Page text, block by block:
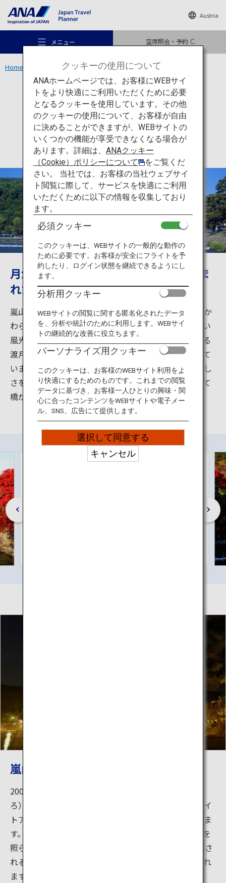
Austria
メニュー 空席照会・予約
おすすめの旅
旅のアイデア
行き先
旅のお役立ち情報
ANA サービス
Home 関西エリア 嵐山 渡月橋
文化 京都
嵐山 渡月橋
月が橋の上を渡るようだ、と詩にも詠ま
れた京都屈指の景勝地、渡月橋
嵐山は京都の中心部からそれほど離れていないにもかか
わらず、豊かな自然が広がり、京都観光にははずせない
風光明媚なエリア。その嵐山のシンボルが桂川にかかる
渡月橋です。古の時代から都の貴族たちが遊びに訪れて
いました。桜や紅葉はもちろん一年を通して四季の美し
さを感じることのできる場所です。夕方から夜にかけて
橋がライトアップされます。
嵐山花灯路
2005年に始まった「嵐山花灯路（あらしやまはなとう
ろ）」は、嵐山周辺の寺院・神社や街並みを照らすライ
トアップ。新しい京都の冬の風物詩として定着していま
す。スポットライトや提灯が渡月橋や周囲の山々の麓を
照らします。 周辺の寺院や竹林が橙色の淡い光に照らさ
れる様はとても幻想的。期間中は様々な催しも開催され
ます。
クッキーの使用について
ANAホームページでは、お客様にWEBサイ
トをより快適にご利用いただくために必要
となるクッキーを使用しています。その他
のクッキーの使用について、お客様が自由
に決めることができますが、WEBサイトの
いくつかの機能が享受できなくなる場合が
あります。詳細は、 ANAクッキー
（Cookie）ポリシーについて
をご覧くだ
さい。 当社では、お客様の当社ウェブサイ
ト閲覧に際して、サービスを快適にご利用
いただくために以下の情報を収集しており
ます。
必須クッキー
このクッキーは、WEBサイトの一般的な動作の
ために必要です。お客様が安全にフライトを予
約したり、ログイン状態を継続できるようにし
ます。
分析用クッキー
WEBサイトの閲覧に関する匿名化されたデータ
を、分析や統計のために利用します。WEBサイ
トの継続的な改善に役立ちます。
パーソナライズ用クッキー
このクッキーは、お客様のWEBサイト利用をよ
り快適にするためのものです。これまでの閲覧
データに基づき、お客様一人ひとりの興味・関
心に合ったコンテンツをWEBサイトや電子メー
ル、SNS、広告にて提供します。
選択して同意する
キャンセル